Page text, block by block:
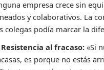
empresa crece sin
y colaborativos. La
colegas podía marcar la
Resistencia al fracaso: «Si
es porque no estás